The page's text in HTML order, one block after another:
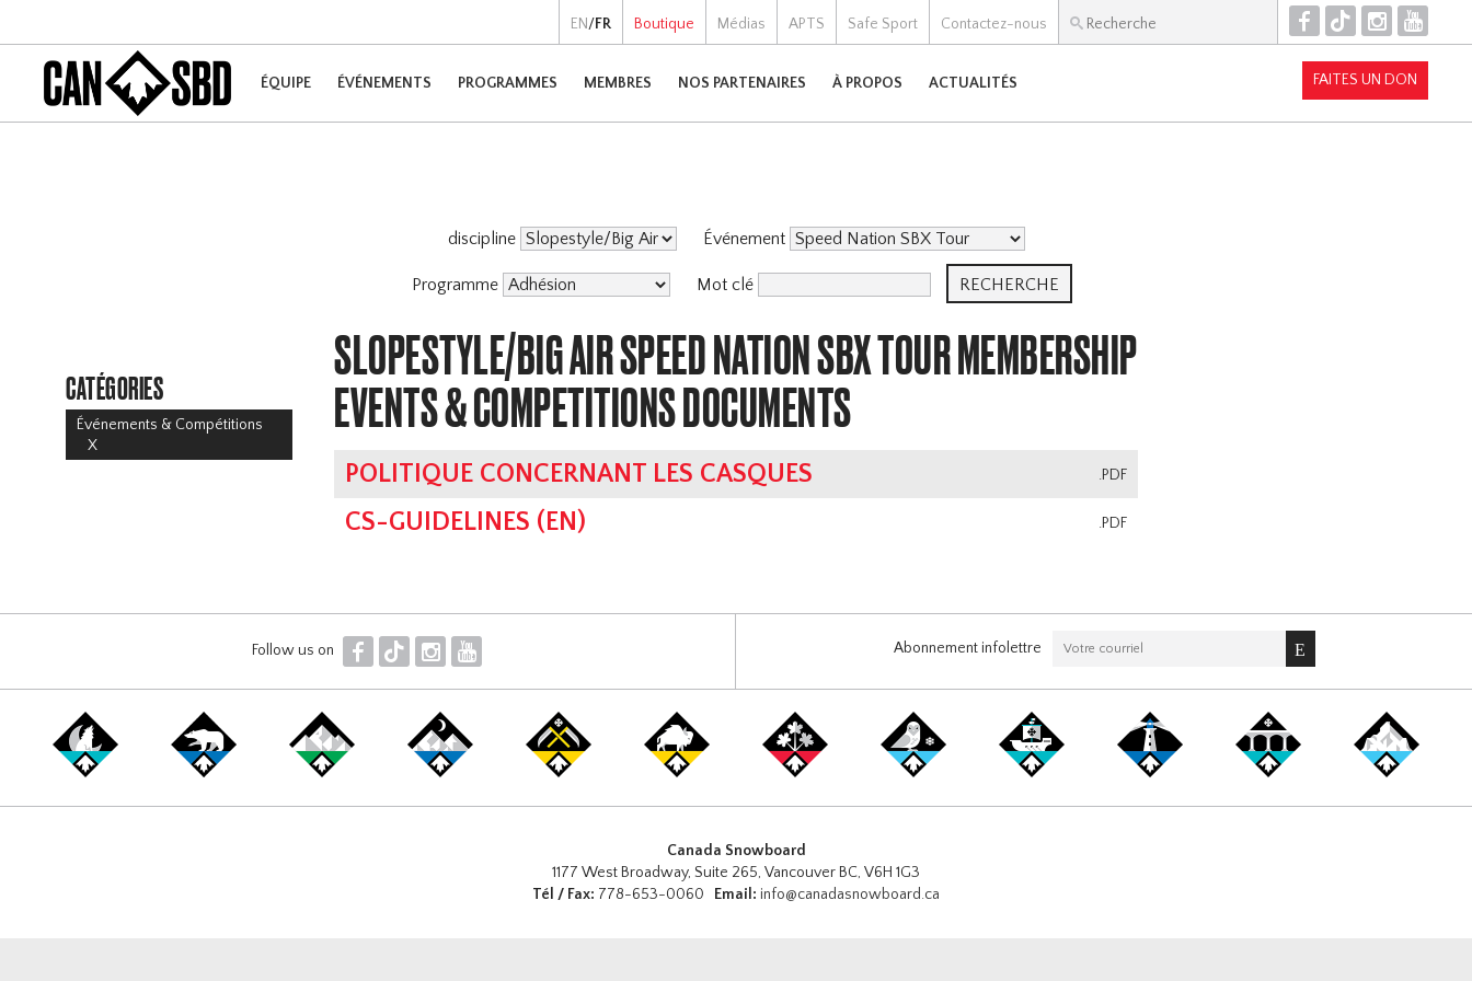
EN/FR Boutique Médias APTS Safe Sport Contactez-nous F T I Y
ÉQUIPE ÉVÉNEMENTS PROGRAMMES MEMBRES NOS PARTENAIRES À PROPOS ACTUALITÉS FAITES UN DON
CATÉGORIES
Événements & Compétitions
X
discipline Événement
Programme Mot clé
SLOPESTYLE/BIG AIR SPEED NATION SBX TOUR MEMBERSHIP
EVENTS & COMPETITIONS DOCUMENTS
.PDF
POLITIQUE CONCERNANT LES CASQUES
.PDF
CS-GUIDELINES (EN)
Follow us on F T I Y Abonnement infolettre
Canada Snowboard
1177 West Broadway, Suite 265, Vancouver BC, V6H 1G3
Tél / Fax: 778-653-0060 Email: info@canadasnowboard.ca